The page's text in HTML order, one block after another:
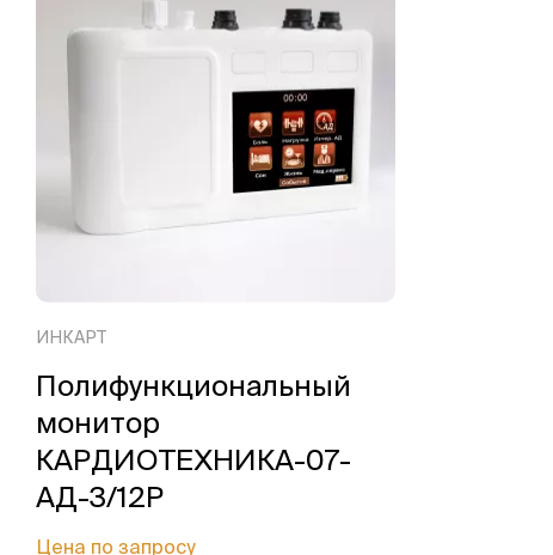
ИНКАРТ
Полифункциональный
монитор
КАРДИОТЕХНИКА-07-
АД-3/12Р
Цена по запросу